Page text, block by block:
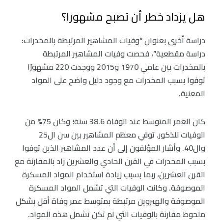
هل يزداد خطر أن تصبح مشهورًا؟
دراسة أخرى بعنوان “وفيات المشاهير المرتبطة بالمخدرات:
دراسة مقطعية”، فحصت وفيات المشاهير المرتبطة
بالمخدرات بين عامي 1970 و2015 ووجدت 220 مشهورًا
توفوا بسبب المخدرات مع وجود دليل واضح على المواد
المعنية.
كان العمر المتوسط عند الوفاة 38.6 سنة؛ وكان 75% من
الوفيات للذكور. توفي معظم المشاهير بين سن ال25
وال40. وأشار المؤلفون إلى أن عدد المشاهير الذين توفوا
بسبب المخدرات في القرن الحادي والعشرين زاد بالمقارنة مع
القرن العشرين، ربما بسبب زيادة استخدام المواد المسكرة
الموصوفة. وكانت الوفيات التي تشمل المواد المسكرة
الموصوفة والهيروين مرتبطة بمتوسط عمر وفاة أقل بشكل
ملحوظ مقارنة بالوفيات التي لم تكن تشمل هذه المواد.